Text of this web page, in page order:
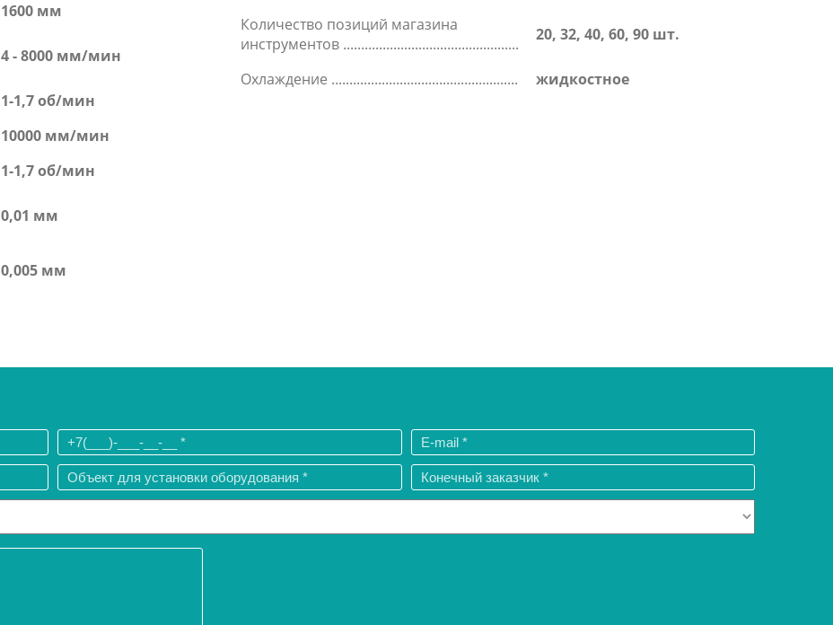
1600 мм
4 - 8000 мм/мин
1-1,7 об/мин
10000 мм/мин
1-1,7 об/мин
0,01 мм
0,005 мм
Количество позиций магазина
инструментов
20, 32, 40, 60, 90 шт.
Охлаждение жидкостное